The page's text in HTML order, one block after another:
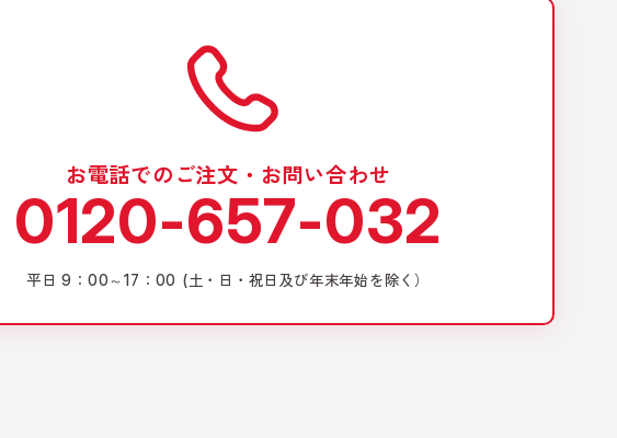
お電話でのご注文・お問い合わせ
0120-657-032
平日 9：00～17：00 (土・日・祝日及び年末年始を除く）